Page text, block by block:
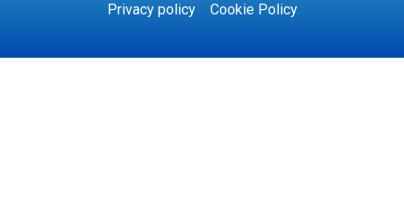
Privacy policy Cookie Policy